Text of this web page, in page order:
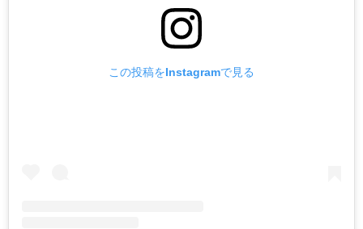
この投稿をInstagramで見る